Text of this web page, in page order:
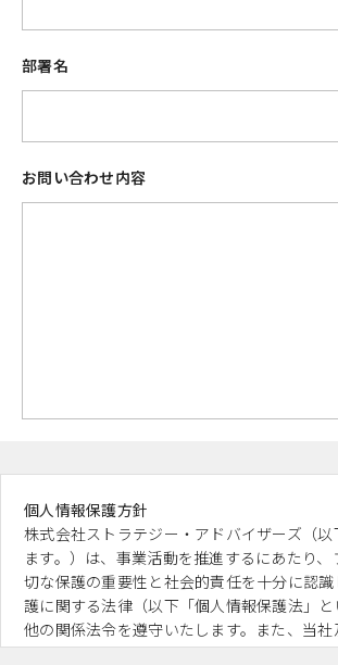
部署名
お問い合わせ内容
個人情報保護方針
株式会社ストラテジー・アドバイザーズ（
ます。）は、事業活動を推進するにあたり
切な保護の重要性と社会的責任を十分に認
護に関する法律（以下「個人情報保護法」
他の関係法令を遵守いたします。また、当
は、業務にあたり以下の個人情報保護方針